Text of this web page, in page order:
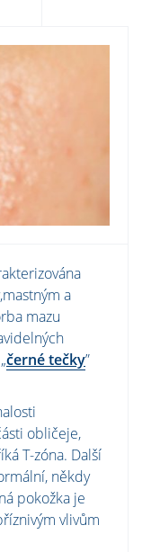
a
mazu
černé tečky”
obličeje,
T-zóna. Další
někdy
pokožka je
vlivům